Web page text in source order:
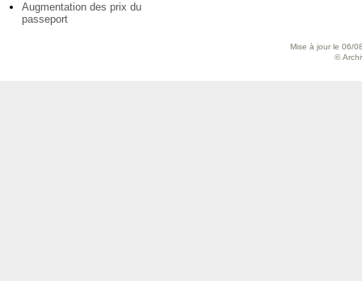
Augmentation des prix du
passeport
Mise à jour le 06/
©